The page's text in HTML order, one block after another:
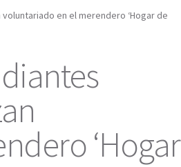
en el merendero ‘Hogar de
‘Hogar